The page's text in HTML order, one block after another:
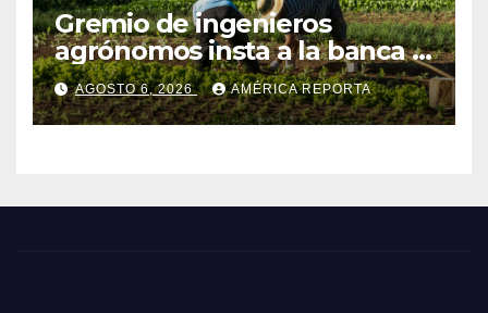
Gremio de ingenieros
agrónomos insta a la banca a
financiar la agricultura
familiar
AGOSTO 6, 2026 AMÉRICA REPORTA